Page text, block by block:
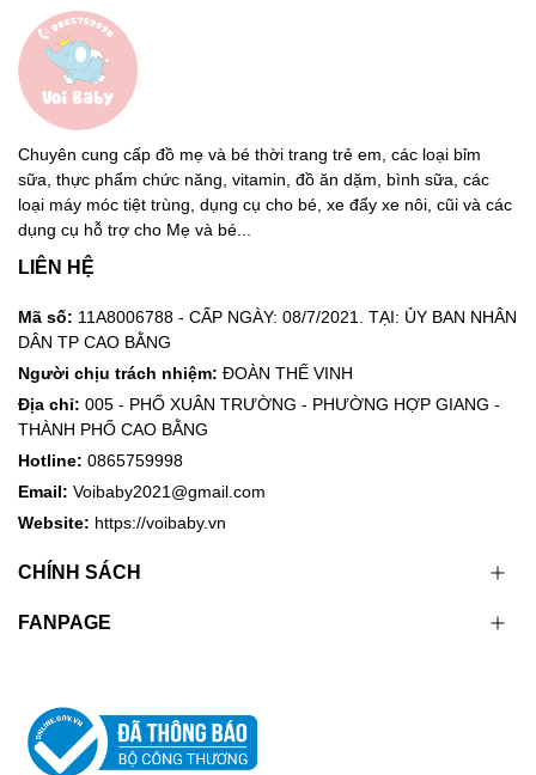
Chuyên cung cấp đồ mẹ và bé thời trang trẻ em, các loại bỉm
sữa, thực phẩm chức năng, vitamin, đồ ăn dặm, bình sữa, các
loại máy móc tiệt trùng, dụng cụ cho bé, xe đẩy xe nôi, cũi và các
dụng cụ hỗ trợ cho Mẹ và bé...
LIÊN HỆ
Mã số: 11A8006788 - CẤP NGÀY: 08/7/2021. TẠI: ỦY BAN NHÂN
DÂN TP CAO BẰNG
Người chịu trách nhiệm: ĐOÀN THẾ VINH
Địa chỉ: 005 - PHỐ XUÂN TRƯỜNG - PHƯỜNG HỢP GIANG -
THÀNH PHỐ CAO BẰNG
Hotline: 0865759998
Email: Voibaby2021@gmail.com
Website: https://voibaby.vn
CHÍNH SÁCH
FANPAGE